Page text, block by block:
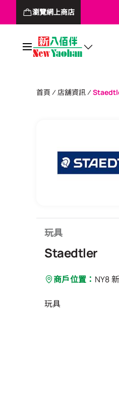
瀏覽網上商店
首頁 店舖資訊
玩具
Staedtler
商戶位置： NY8
玩具